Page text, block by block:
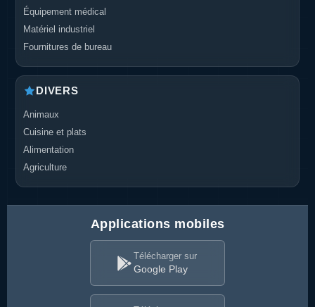
Équipement médical
Matériel industriel
Fournitures de bureau
DIVERS
Animaux
Cuisine et plats
Alimentation
Agriculture
Applications mobiles
Télécharger sur
Google Play